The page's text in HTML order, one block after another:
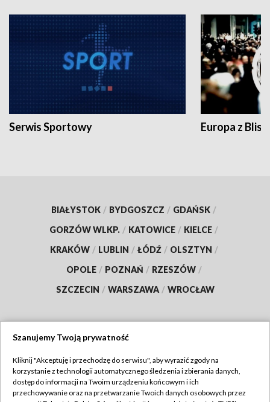
Serwis Sportowy Europa z
BIAŁYSTOK / BYDGOSZCZ / GDAŃSK /
GORZÓW WLKP. / KATOWICE / KIELCE /
KRAKÓW / LUBLIN / ŁÓDŹ / OLSZTYN /
OPOLE / POZNAŃ / RZESZÓW /
SZCZECIN / WARSZAWA / WROCŁAW
TVP
Abonament TVP
Regulamin TVP
Szanujemy Twoją prywatność
Kliknij "Akceptuję i przechodzę do serwisu", aby wyrazić zgody na
korzystanie z technologii automatycznego śledzenia i zbierania danych,
dostęp do informacji na Twoim urządzeniu końcowym i ich
przechowywanie oraz na przetwarzanie Twoich danych osobowych przez